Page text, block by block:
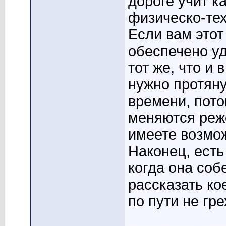
физическо-
Если вам
обеспечено
тот же, что и
нужно
времени,
меняются
имеете
Наконец,
когда она
рассказать
по пути не